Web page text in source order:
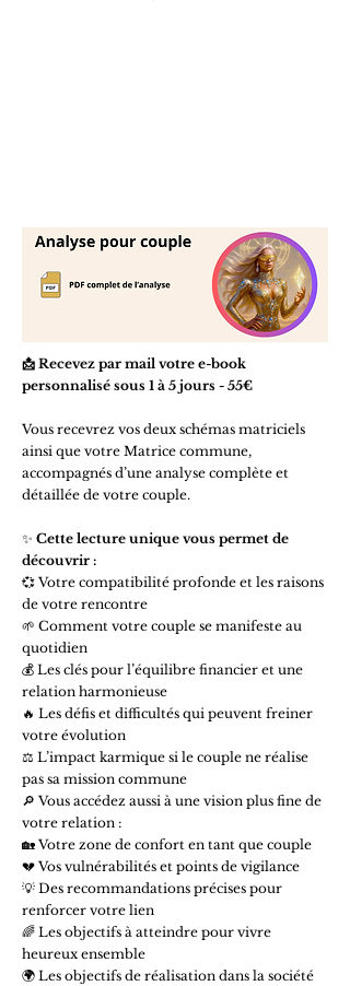
📩 Recevez par mail votre e-book
personnalisé sous 1 à 5 jours - 55€
Vous recevrez vos deux schémas matriciels
ainsi que votre Matrice commune,
accompagnés d’une analyse complète et
détaillée de votre couple.
✨ Cette lecture unique vous permet de
découvrir :
💞 Votre compatibilité profonde et les raisons
de votre rencontre
🌱 Comment votre couple se manifeste au
quotidien
💰 Les clés pour l’équilibre financier et une
relation harmonieuse
🔥 Les défis et difficultés qui peuvent freiner
votre évolution
⚖️ L’impact karmique si le couple ne réalise
pas sa mission commune
🔎 Vous accédez aussi à une vision plus fine de
votre relation :
🏡 Votre zone de confort en tant que couple
💔 Vos vulnérabilités et points de vigilance
💡 Des recommandations précises pour
renforcer votre lien
🌈 Les objectifs à atteindre pour vivre
heureux ensemble
🌍 Les objectifs de réalisation dans la société